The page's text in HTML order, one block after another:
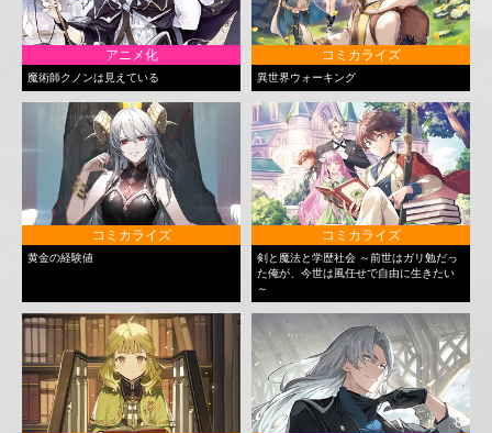
アニメ化
魔術師クノンは見えている
コミカライズ
異世界ウォーキング
コミカライズ
黄金の経験値
コミカライズ
剣と魔法と学歴社会 ～前世はガリ勉だっ
た俺が、今世は風任せで自由に生きたい
～